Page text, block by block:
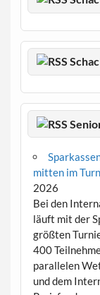
mitten im
2026
Bei den
läuft mit der
größten
400
parallelen
und dem